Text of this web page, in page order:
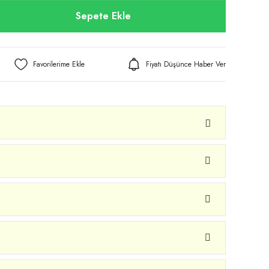
Sepete Ekle
Fiyatı Düşünce Haber Ver